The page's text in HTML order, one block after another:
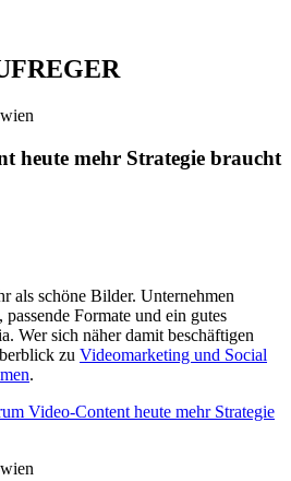
heute mehr Strategie braucht
als schöne Bilder. Unternehmen
Formate und ein gutes
Wer sich näher damit beschäftigen
zu Videomarketing und Social
.
Video-Content heute mehr Strategie